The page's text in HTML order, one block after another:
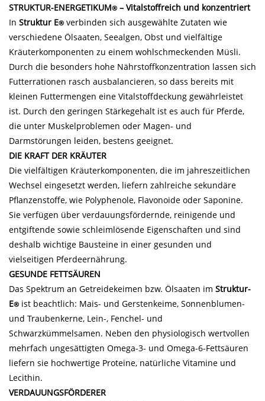
STRUKTUR-ENERGETIKUM® – Vitalstoffreich und konzentriert
In Struktur E® verbinden sich ausgewählte Zutaten wie
verschiedene Ölsaaten, Seealgen, Obst und vielfältige
Kräuterkomponenten zu einem wohlschmeckenden Müsli.
Durch die besonders hohe Nährstoffkonzentration lassen sich
Futterrationen rasch ausbalancieren, so dass bereits mit
kleinen Futtermengen eine Vitalstoffdeckung gewährleistet
ist. Durch den geringen Stärkegehalt ist es auch für Pferde,
die unter Muskelproblemen oder Magen- und
Darmstörungen leiden, bestens geeignet.
DIE KRAFT DER KRÄUTER
Die vielfältigen Kräuterkomponenten, die im jahreszeitlichen
Wechsel eingesetzt werden, liefern zahlreiche sekundäre
Pflanzenstoffe, wie Polyphenole, Flavonoide oder Saponine.
Sie verfügen über verdauungsfördernde, reinigende und
entgiftende sowie schleimlösende Eigenschaften und sind
deshalb wichtige Bausteine in einer gesunden und
vielseitigen Pferdeernährung.
GESUNDE FETTSÄUREN
Das Spektrum an Getreidekeimen bzw. Ölsaaten im Struktur-
E® ist beachtlich: Mais- und Gerstenkeime, Sonnenblumen-
und Traubenkerne, Lein-, Fenchel- und
Schwarzkümmelsamen. Neben den physiologisch wertvollen
mehrfach ungesättigten Omega-3- und Omega-6-Fettsäuren
liefern sie hochwertige Proteine, natürliche Vitamine und
Lecithin.
VERDAUUNGSFÖRDERER